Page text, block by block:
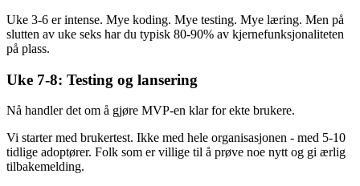
Uke 3-6 er intense. Mye koding. Mye testing. Mye læring. Men på
slutten av uke seks har du typisk 80-90% av kjernefunksjonaliteten
på plass.
Uke 7-8: Testing og lansering
Nå handler det om å gjøre MVP-en klar for ekte brukere.
Vi starter med brukertest. Ikke med hele organisasjonen - med 5-10
tidlige adoptører. Folk som er villige til å prøve noe nytt og gi ærlig
tilbakemelding.